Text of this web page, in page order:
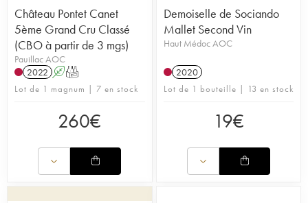
Château Pontet Canet
5ème Grand Cru Classé
(CBO à partir de 3 mgs)
Pauillac AOC
2022 AT
Lot de 1 magnum | 7 en stock
260€
Demoiselle de Sociando
Mallet Second Vin
Haut Médoc AOC
2020
Lot de 1 bouteille | 13 en stock
19€